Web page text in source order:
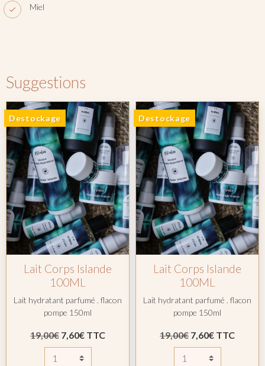
Miel
Suggestions
Destockage
Lait Corps Islande
100ML
Lait hydratant parfumé . flacon
pompe 150ml
19,00€ 7,60€ TTC
Destockage
Lait Corps Islande
100ML
Lait hydratant parfumé . flacon
pompe 150ml
19,00€ 7,60€ TTC